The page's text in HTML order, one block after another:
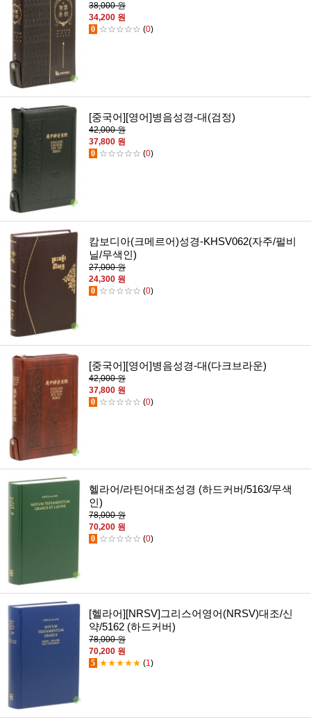
38,000 원
34,200 원
0 ☆☆☆☆☆ (0)
[중국어][영어]병음성경-대(검정)
42,000 원
37,800 원
0 ☆☆☆☆☆ (0)
캄보디아(크메르어)성경-KHSV062(자주/펄비
닐/무색인)
27,000 원
24,300 원
0 ☆☆☆☆☆ (0)
[중국어][영어]병음성경-대(다크브라운)
42,000 원
37,800 원
0 ☆☆☆☆☆ (0)
헬라어/라틴어대조성경 (하드커버/5163/무색
인)
78,000 원
70,200 원
0 ☆☆☆☆☆ (0)
[헬라어][NRSV]그리스어영어(NRSV)대조/신
약/5162 (하드커버)
78,000 원
70,200 원
5 ★★★★★ (1)